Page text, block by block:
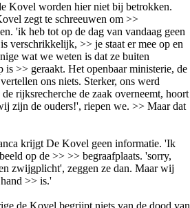
Kovel worden hier niet bij betrokken.
zegt te schreeuwen om >>
'ik heb tot op de dag van vandaag geen
verschrikkelijk, >> je staat er mee op en
wat we weten is dat ze buiten
is >> geraakt. Het openbaar ministerie, de
ons niets. Sterker, ons werd
rijksrecherche de zaak overneemt, hoort
zijn de ouders!', riepen we. >> Maar dat
krijgt De Kovel geen informatie. 'Ik
op de >> >> begraafplaats. 'sorry,
zwijgplicht', zeggen ze dan. Maar wij
>> is.'
de Kovel begrijpt niets van de dood van